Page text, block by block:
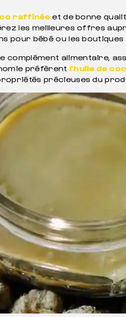
raffinéeet de bonne
les meilleures offres
pour bébé ou les
complément alimentaire,
préfèrent l’huile de
précieuses du